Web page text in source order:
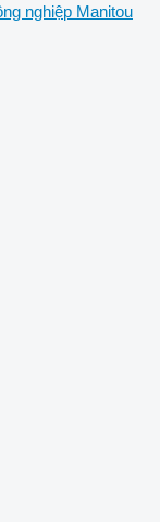
nghiệp Manitou